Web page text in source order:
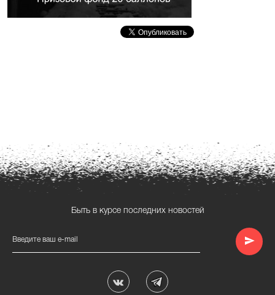
Быть в курсе последних новостей
Введите ваш e-mail